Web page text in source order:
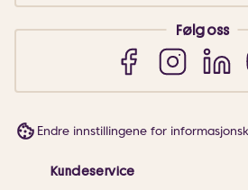
Følg oss
Endre innstillingene for
Kundeservice